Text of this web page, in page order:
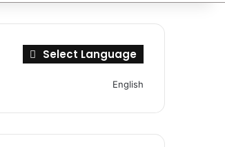
Select Language
English